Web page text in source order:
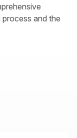
and the